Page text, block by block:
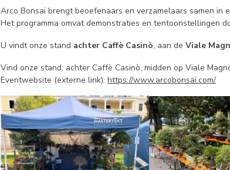
Arco Bonsai brengt beoefenaars en verzamelaars samen in
Het programma omvat demonstraties en tentoonstellingen
U vindt onze stand achter Caffè Casinò, aan de Viale
Vind onze stand: achter Caffè Casinò, midden op Viale
Eventwebsite (externe link): https://www.arcobonsai.com/